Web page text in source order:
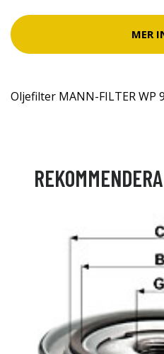
MER
Oljefilter MANN-FILTER WP